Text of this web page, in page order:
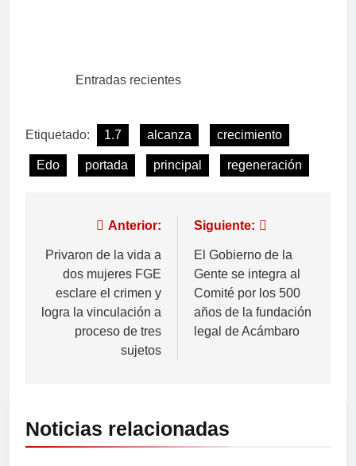
Entradas recientes
Etiquetado: 1.7 alcanza crecimiento
Edo portada principal regeneración
Anterior:
Privaron de la vida a
dos mujeres FGE
esclare el crimen y
logra la vinculación a
proceso de tres
sujetos
Siguiente:
El Gobierno de la
Gente se integra al
Comité por los 500
años de la fundación
legal de Acámbaro
Noticias relacionadas